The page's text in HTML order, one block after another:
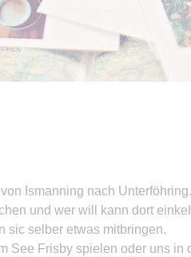
Ismanning nach
und wer will kann dort
sic selber etwas mitbringen.
See Frisby spielen oder uns in